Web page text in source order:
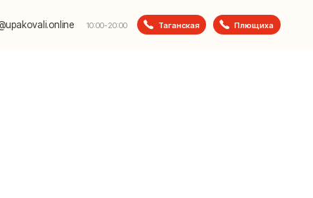
10:00-20:00 Таганская Плющиха